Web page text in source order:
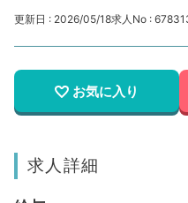
更新日 : 2026/05/18求人No :
お気に入り
求人詳細